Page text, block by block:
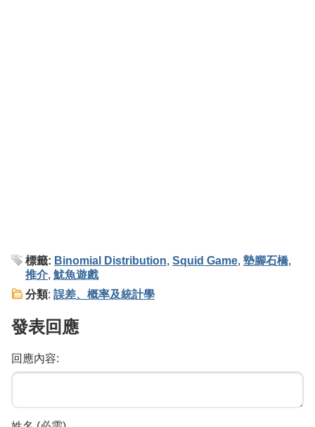
標籤: Binomial Distribution, Squid Game, 墊腳石橋,
推介, 魷魚遊戲
分類: 誤差、概率及統計學
發表回應
回應內容: